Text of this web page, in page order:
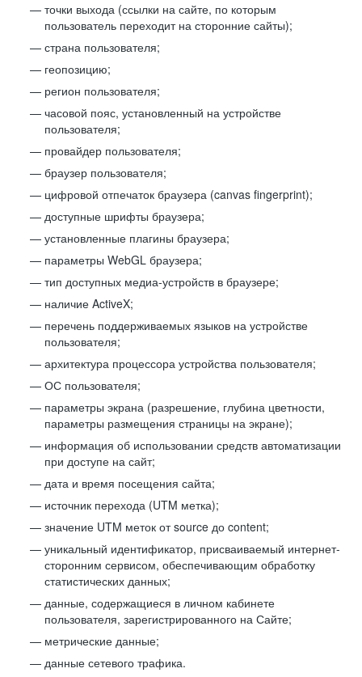
точки выхода (ссылки на сайте, по которым
пользователь переходит на сторонние сайты);
страна пользователя;
геопозицию;
регион пользователя;
часовой пояс, установленный на устройстве
пользователя;
провайдер пользователя;
браузер пользователя;
цифровой отпечаток браузера (canvas fingerprint);
доступные шрифты браузера;
установленные плагины браузера;
параметры WebGL браузера;
тип доступных медиа-устройств в браузере;
наличие ActiveX;
перечень поддерживаемых языков на устройстве
пользователя;
архитектура процессора устройства пользователя;
ОС пользователя;
параметры экрана (разрешение, глубина цветности,
параметры размещения страницы на экране);
информация об использовании средств автоматизации
при доступе на сайт;
дата и время посещения сайта;
источник перехода (UTM метка);
значение UTM меток от source до content;
уникальный идентификатор, присваиваемый интернет-
сторонним сервисом, обеспечивающим обработку
статистических данных;
данные, содержащиеся в личном кабинете
пользователя, зарегистрированного на Сайте;
метрические данные;
данные сетевого трафика.